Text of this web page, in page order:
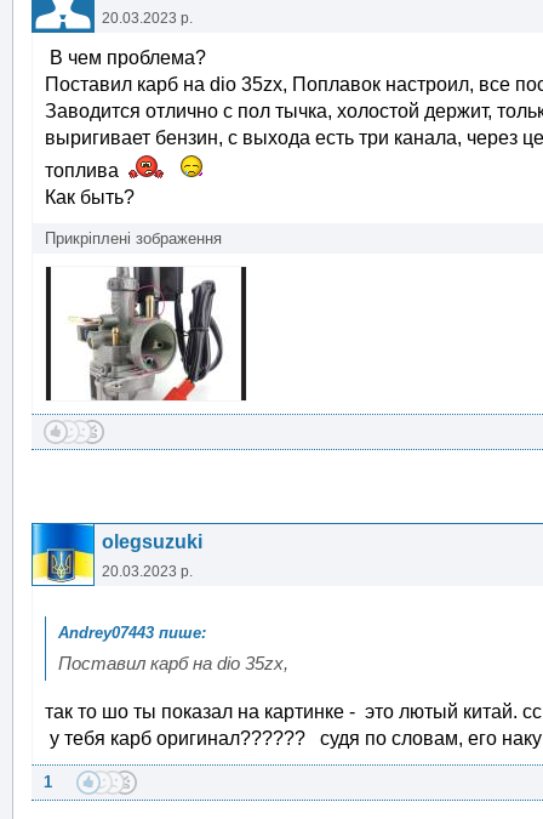
20.03.2023 р.
В чем проблема?
Поставил карб на dio 35zx, Поплавок настроил, все
Заводится отлично с пол тычка, холостой держит,
выригивает бензин, с выхода есть три канала, через
топлива
Как быть?
Прикріплені зображення
olegsuzuki
20.03.2023 р.
Поставил карб на dio 35zx,
так то шо ты показал на картинке - это лютый китай.
у тебя карб оригинал?????? судя по словам, его
1